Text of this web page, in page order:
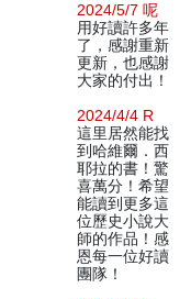
2024/5/7 呢
用好讀許多年
了，感謝重新
更新，也感謝
大家的付出！
2024/4/4 R
這里居然能找
到哈維爾．西
耶拉的書！驚
喜萬分！希望
能讀到更多這
位歷史小說大
師的作品！感
恩每一位好讀
團隊！